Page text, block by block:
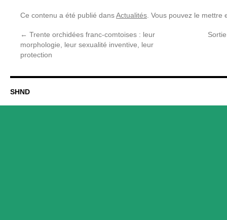
Ce contenu a été publié dansActualités . Vous pouvez le
← Trente orchidées franc-comtoises : leur
morphologie, leur sexualité inventive, leur
protection
SHND